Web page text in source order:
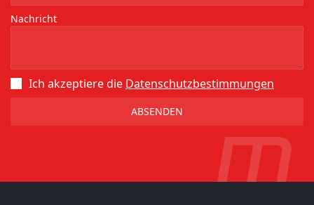
Nachricht
Ich akzeptiere die Datenschutz­bestimmungen